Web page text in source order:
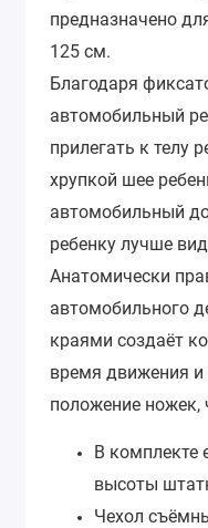
предназначено
125 см.
Благодаря
автомобильный
прилегать к телу
хрупкой шее
автомобильный
ребенку лучше
Анатомически
автомобильного
краями создаёт
время движения и
положение ножек,
В комплекте
высоты
Чехол